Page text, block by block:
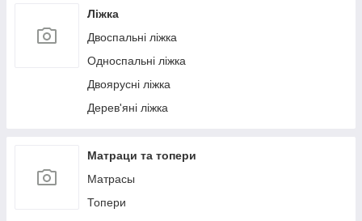
Ліжка
Двоспальні ліжка
Односпальні ліжка
Двоярусні ліжка
Дерев'яні ліжка
Матраци та топери
Матрасы
Топери